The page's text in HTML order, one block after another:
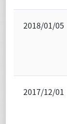
2018/01/05
2017/12/01